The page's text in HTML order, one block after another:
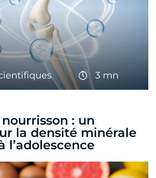
3 mn
: un
la densité minérale
l’adolescence